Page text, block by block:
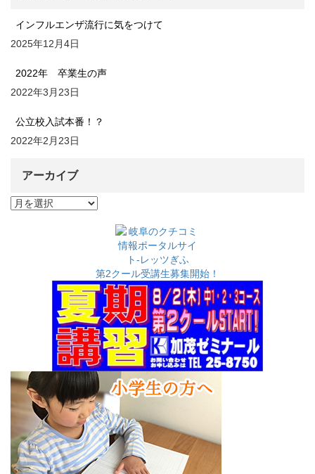
インフルエンザ流行に気をつけて
2025年12月4日
2022年 卒業生の声
2022年3月23日
公立校入試本番！？
2022年2月23日
アーカイブ
ア
第2クール受講生募集開始！